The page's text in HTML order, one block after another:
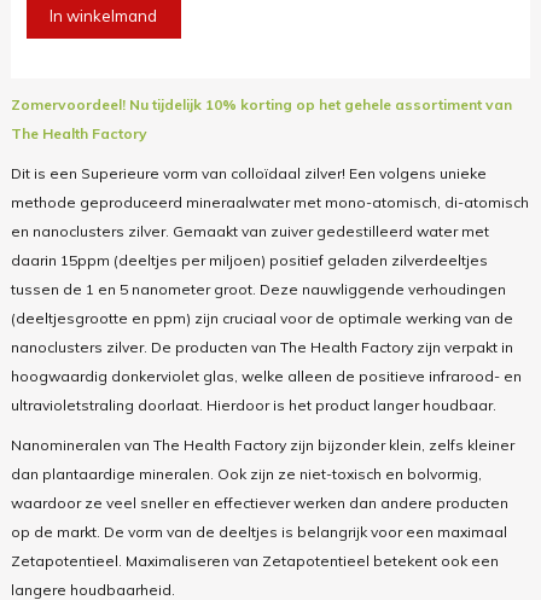
In winkelmand
Zomervoordeel! Nu tijdelijk 10% korting op het gehele assortiment van
The Health Factory
Dit is een Superieure vorm van colloïdaal zilver! Een volgens unieke
methode geproduceerd mineraalwater met mono-atomisch, di-atomisch
en nanoclusters zilver. Gemaakt van zuiver gedestilleerd water met
daarin 15ppm (deeltjes per miljoen) positief geladen zilverdeeltjes
tussen de 1 en 5 nanometer groot. Deze nauwliggende verhoudingen
(deeltjesgrootte en ppm) zijn cruciaal voor de optimale werking van de
nanoclusters zilver. De producten van The Health Factory zijn verpakt in
hoogwaardig donkerviolet glas, welke alleen de positieve infrarood- en
ultravioletstraling doorlaat. Hierdoor is het product langer houdbaar.
Nanomineralen van The Health Factory zijn bijzonder klein, zelfs kleiner
dan plantaardige mineralen. Ook zijn ze niet-toxisch en bolvormig,
waardoor ze veel sneller en effectiever werken dan andere producten
op de markt. De vorm van de deeltjes is belangrijk voor een maximaal
Zetapotentieel. Maximaliseren van Zetapotentieel betekent ook een
langere houdbaarheid.